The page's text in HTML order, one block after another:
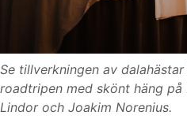
Se tillverkningen av
roadtripen med skönt häng
Lindor och Joakim Norenius.